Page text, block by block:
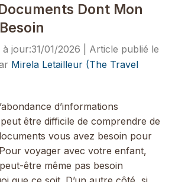
Dont Mon
31/01/2026
Mirela Letailleur (The Travel
d’informations
être difficile de comprendre de
vous avez besoin pour
voyager avec votre enfant,
être même pas besoin